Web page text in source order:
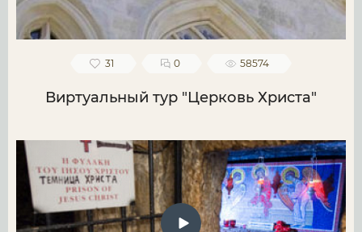
31 0 58574
Виртуальный тур "Церковь Христа"